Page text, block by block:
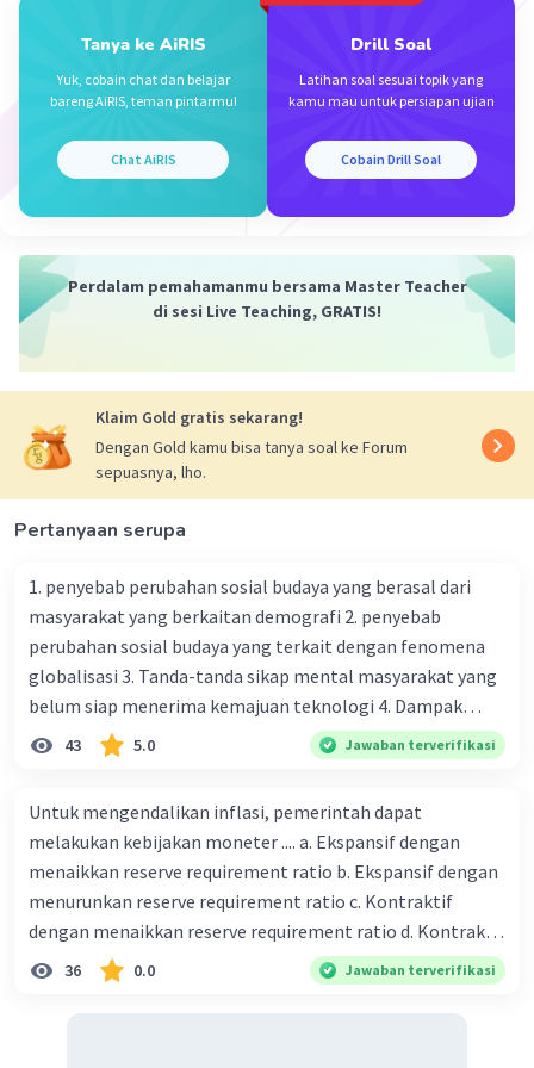
<=> (x1 + x2)/x1.x2 = 4
<=> (m+5)/(-m) = 4
<=> m + 5 = -4 m
<=> m = -1
Beri Rating ·
Laras M Level 33
Iklan
Tanya ke AiRIS
Yuk, cobain chat dan belajar
bareng AiRIS, teman pintarmu!
Chat AiRIS
Drill Soal
Latihan soal sesuai topik yang
kamu mau untuk persiapan ujian
Cobain Drill Soal
Perdalam pemahamanmu bersama Master Teacher
di sesi Live Teaching, GRATIS!
Klaim Gold gratis sekarang!
Dengan Gold kamu bisa tanya soal ke Forum
sepuasnya, lho.
Pertanyaan serupa
1. penyebab perubahan sosial budaya yang berasal dari
masyarakat yang berkaitan demografi 2. penyebab
perubahan sosial budaya yang terkait dengan fenomena
globalisasi 3. Tanda-tanda sikap mental masyarakat yang
belum siap menerima kemajuan teknologi 4. Dampak
modernisasi dalam kehidupan sosial masyarakat 5.
Kegiatan manusia di bidang ekonomi yang menunjukkan
modernisasi di bidang ilmu pengetahuan dan pendidikan
terhadap pola pikir masyarakat 7. Konsep mengenai
proses modernisasi di masyarakat seringkali mengalami
kesalahan pahaman, salah satunya kesalahan tersebut
menganggap jika menjadi modern adalah mengikuti... 8.
arti dari globalisasi 9. Bentuk kearifan lokal di wilayah
43 5.0 Jawaban terverifikasi
Untuk mengendalikan inflasi, pemerintah dapat
melakukan kebijakan moneter .... a. Ekspansif dengan
menaikkan reserve requirement ratio b. Ekspansif dengan
menurunkan reserve requirement ratio c. Kontraktif
dengan menaikkan reserve requirement ratio d. Kontraktif
dengan menurunkan reserve requirement ratio e.
Ekspansif dengan menaikkan tingkat diskonto Bila Bank
36 0.0 Jawaban terverifikasi